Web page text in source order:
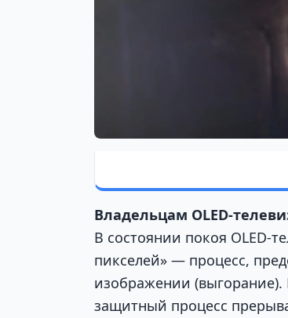
Владельцам OLED-
В состоянии покоя OLED-
пикселей» — процесс,
изображении (выгорание).
защитный процесс